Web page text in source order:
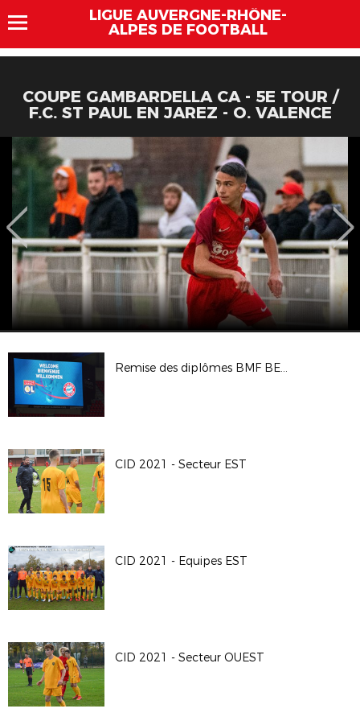
LIGUE AUVERGNE-RHÔNE-
ALPES DE FOOTBALL
COUPE GAMBARDELLA CA - 5E TOUR /
F.C. ST PAUL EN JAREZ - O. VALENCE
Remise des diplômes BMF BEF 2020-2021
CID 2021 - Secteur EST
CID 2021 - Equipes EST
CID 2021 - Secteur OUEST